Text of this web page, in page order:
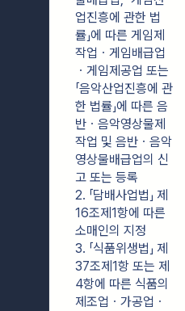
업진흥에 관한 법
률」에 따른 게임제
작업ㆍ게임배급업
ㆍ게임제공업 또는
「음악산업진흥에 관
한 법률」에 따른 음
반ㆍ음악영상물제
작업 및 음반ㆍ음악
영상물배급업의 신
고 또는 등록
2. 「담배사업법」 제
16조제1항에 따른
소매인의 지정
3. 「식품위생법」 제
37조제1항 또는 제
4항에 따른 식품의
제조업ㆍ가공업ㆍ